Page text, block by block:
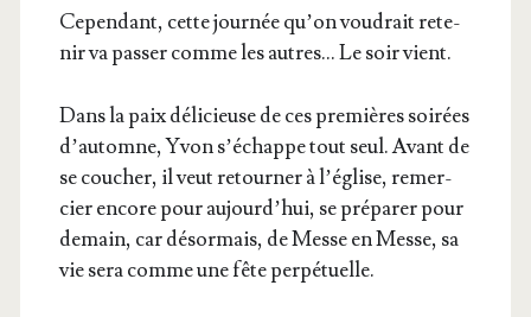
Cepen­dant, cette jour­née qu’on vou­drait rete­
nir va pas­ser comme les autres… Le soir vient.
Dans la paix déli­cieuse de ces pre­mières soi­rées
d’automne, Yvon s’échappe tout seul. Avant de
se cou­cher, il veut retour­ner à l’église, remer­
cier encore pour aujourd’hui, se pré­pa­rer pour
demain, car désor­mais, de Messe en Messe, sa
vie sera comme une fête perpétuelle.